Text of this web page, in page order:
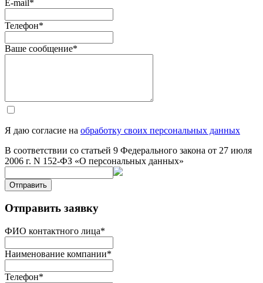
E-mail*
Телефон*
Ваше сообщение*
Я даю согласие на обработку своих персональных данных
В соответствии со статьей 9 Федерального закона от 27 июля
2006 г. N 152-ФЗ «О персональных данных»
Отправить
Отправить заявку
ФИО контактного лица*
Наименование компании*
Телефон*